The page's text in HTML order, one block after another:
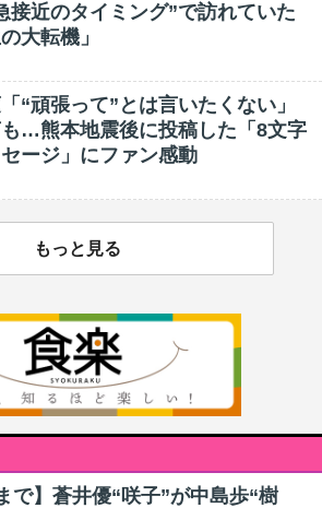
接近のタイミング”で訪れていた
大転機」
“頑張って”とは言いたくない」
も…熊本地震後に投稿した「8文字
ージ」にファン感動
もっと見る
で】蒼井優“咲子”が中島歩“樹